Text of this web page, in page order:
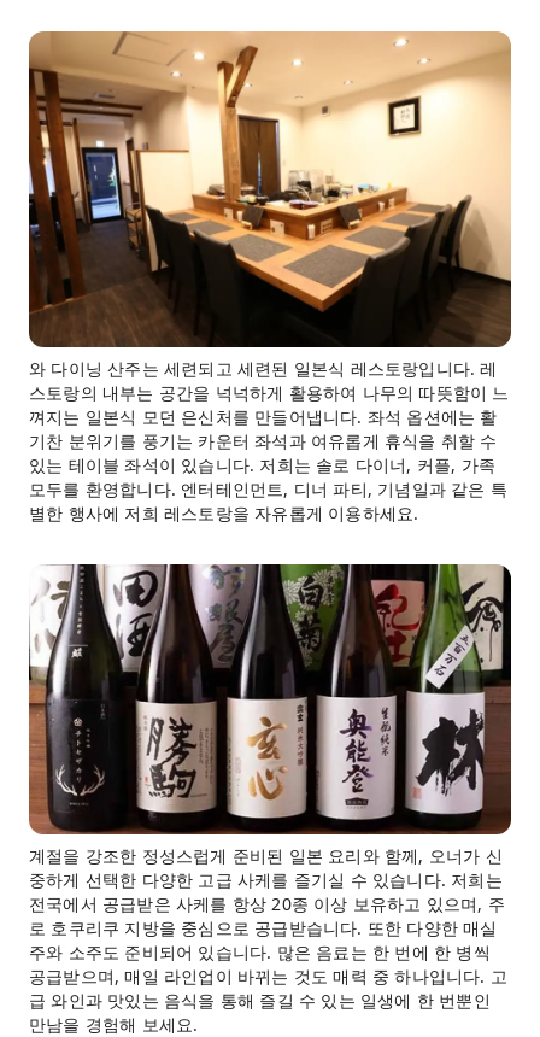
와 다이닝 산주는 세련되고 세련된 일본식 레스토랑입니다. 레
스토랑의 내부는 공간을 넉넉하게 활용하여 나무의 따뜻함이 느
껴지는 일본식 모던 은신처를 만들어냅니다. 좌석 옵션에는 활
기찬 분위기를 풍기는 카운터 좌석과 여유롭게 휴식을 취할 수
있는 테이블 좌석이 있습니다. 저희는 솔로 다이너, 커플, 가족
모두를 환영합니다. 엔터테인먼트, 디너 파티, 기념일과 같은 특
별한 행사에 저희 레스토랑을 자유롭게 이용하세요.
계절을 강조한 정성스럽게 준비된 일본 요리와 함께, 오너가 신
중하게 선택한 다양한 고급 사케를 즐기실 수 있습니다. 저희는
전국에서 공급받은 사케를 항상 20종 이상 보유하고 있으며, 주
로 호쿠리쿠 지방을 중심으로 공급받습니다. 또한 다양한 매실
주와 소주도 준비되어 있습니다. 많은 음료는 한 번에 한 병씩
공급받으며, 매일 라인업이 바뀌는 것도 매력 중 하나입니다. 고
급 와인과 맛있는 음식을 통해 즐길 수 있는 일생에 한 번뿐인
만남을 경험해 보세요.